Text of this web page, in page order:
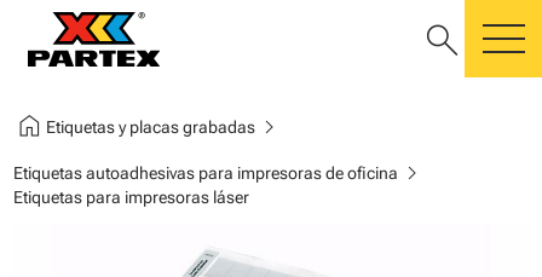
search
home Etiquetas y placas grabadaschevron_right
Etiquetas autoadhesivas para impresoras de oficina chevron_right
Etiquetas para impresoras láser